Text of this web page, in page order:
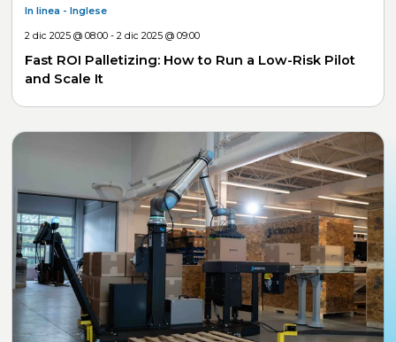
In linea - Inglese
2 dic 2025 @ 08:00 - 2 dic 2025 @ 09:00
Fast ROI Palletizing: How to Run a Low-Risk Pilot
and Scale It